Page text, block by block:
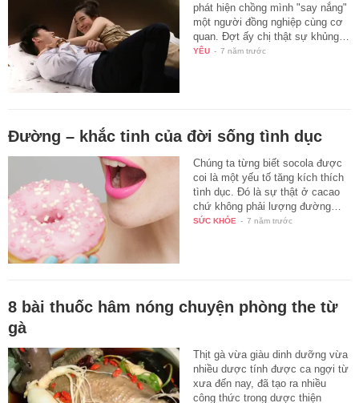
phát hiện chồng mình "say nắng"
một người đồng nghiệp cùng cơ
quan. Đợt ấy chị thật sự khủng…
YÊU - 7 năm trước
Đường – khắc tinh của đời sống tình dục
Chúng ta từng biết socola được
coi là một yếu tố tăng kích thích
tình dục. Đó là sự thật ở cacao
chứ không phải lượng đường…
SỨC KHỎE - 7 năm trước
8 bài thuốc hâm nóng chuyện phòng the từ
gà
Thịt gà vừa giàu dinh dưỡng vừa
nhiều dược tính được ca ngợi từ
xưa đến nay, đã tạo ra nhiều
công thức trong dược thiện